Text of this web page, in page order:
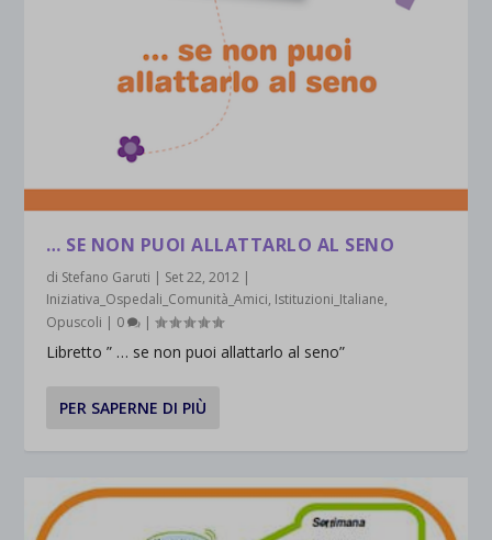
… SE NON PUOI ALLATTARLO AL SENO
di Stefano Garuti | Set 22, 2012 |
Iniziativa_Ospedali_Comunità_Amici, Istituzioni_Italiane,
Opuscoli | 0 |
Libretto ” … se non puoi allattarlo al seno”
PER SAPERNE DI PIÙ